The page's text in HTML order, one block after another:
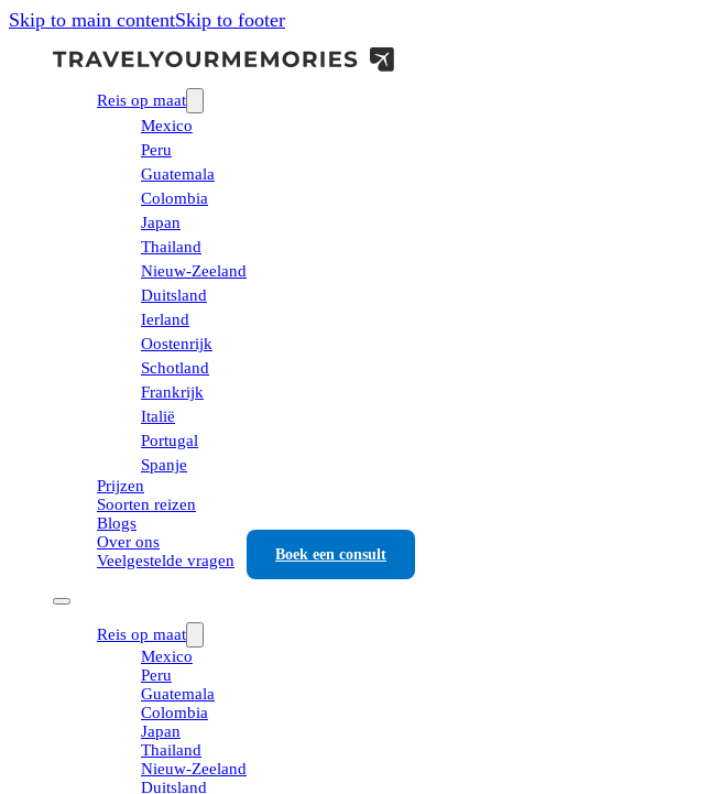
Skip to main contentSkip to footer
Reis op maat
Mexico
Peru
Guatemala
Colombia
Japan
Thailand
Nieuw-Zeeland
Duitsland
Ierland
Oostenrijk
Schotland
Frankrijk
Italië
Portugal
Spanje
Prijzen
Soorten reizen
Blogs
Over ons
Veelgestelde vragen
Reis op maat
Mexico
Peru
Guatemala
Colombia
Japan
Thailand
Nieuw-Zeeland
Duitsland
Boek een consult